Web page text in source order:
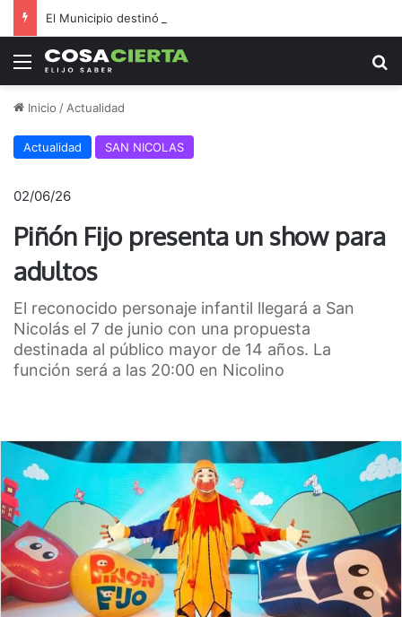
Menú
Inicio / Actualidad
Actualidad SAN NICOLAS
02/06/26
Piñón Fijo presenta un show para
adultos
El reconocido personaje infantil llegará a San
Nicolás el 7 de junio con una propuesta
destinada al público mayor de 14 años. La
función será a las 20:00 en Nicolino